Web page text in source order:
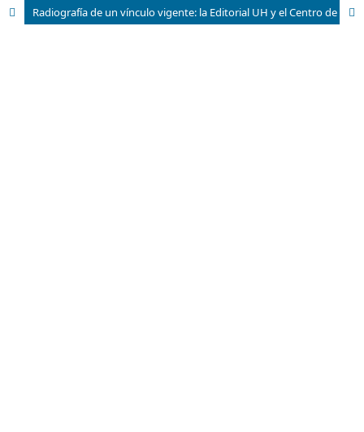
Radiografía de un vínculo vigente: la Editorial UH y el Centro de Estudios para el Perfeccionamiento de la Educación Superior (CEPES)